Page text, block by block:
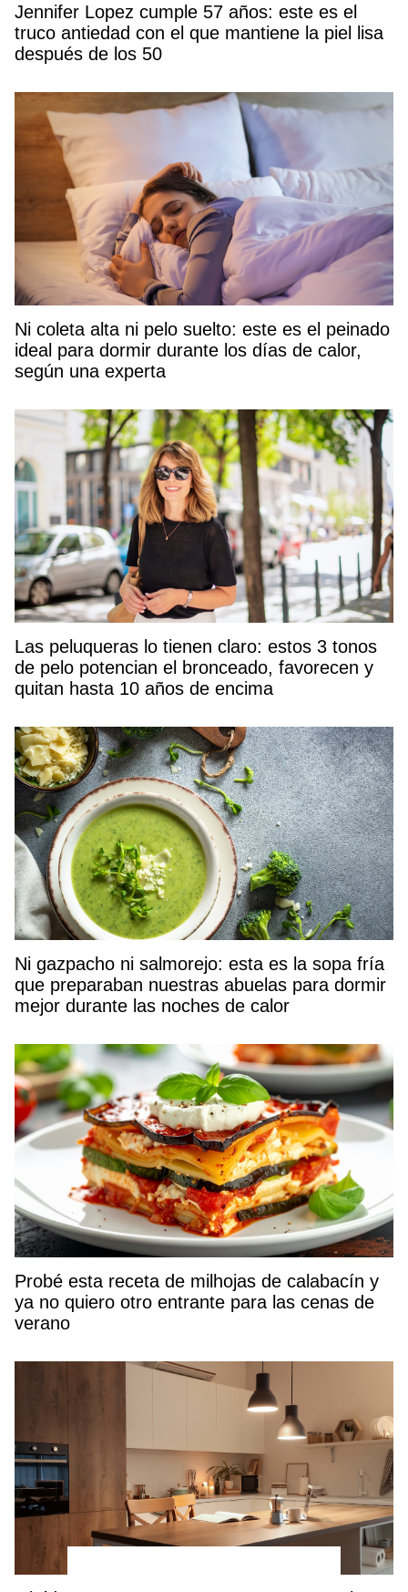
Jennifer Lopez cumple 57 años: este es el
truco antiedad con el que mantiene la piel lisa
después de los 50
Ni coleta alta ni pelo suelto: este es el peinado
ideal para dormir durante los días de calor,
según una experta
Las peluqueras lo tienen claro: estos 3 tonos
de pelo potencian el bronceado, favorecen y
quitan hasta 10 años de encima
Ni gazpacho ni salmorejo: esta es la sopa fría
que preparaban nuestras abuelas para dormir
mejor durante las noches de calor
Probé esta receta de milhojas de calabacín y
ya no quiero otro entrante para las cenas de
verano